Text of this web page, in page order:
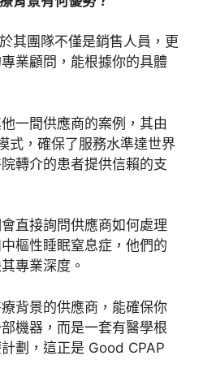
其團隊不僅是銷售人員，更
業顧問，能根據你的具體
一間供應商的案例，其由
式，確保了服務水準達世界
轉介的患者提供信賴的支
直接詢問供應商如何處理
樞性睡眠窒息症，他們的
專業深度。
背景的供應商，能確保你
機器，而是一套有醫學根
劃，這正是 Good CPAP